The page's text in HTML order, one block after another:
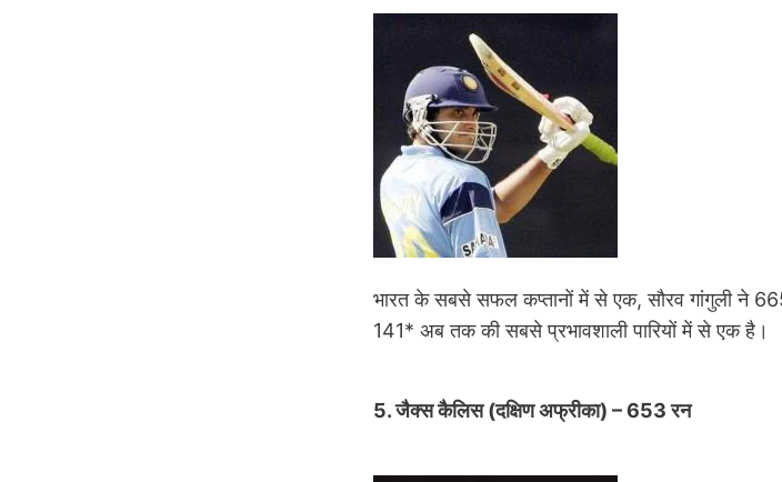
भारत के सबसे सफल कप्तानों में से एक, सौरव गांगुली ने
141* अब तक की सबसे प्रभावशाली पारियों में से एक है।
5. जैक्स कैलिस (दक्षिण अफ्रीका) – 653 रन